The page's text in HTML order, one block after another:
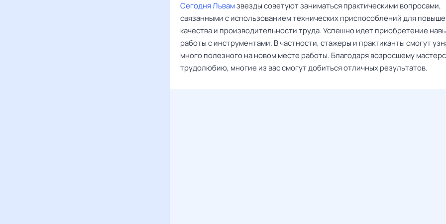
Сегодня Львамзвезды советуют заниматься практическими вопросами,
связанными с использованием технических приспособлений для
качества и производительности труда. Успешно идет приобретение
работы с инструментами. В частности, стажеры и практиканты смогут
много полезного на новом месте работы. Благодаря возросшему
трудолюбию, многие из вас смогут добиться отличных результатов.